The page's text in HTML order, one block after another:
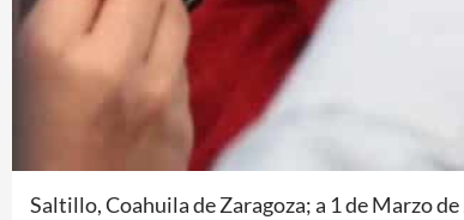
Saltillo, Coahuila de Zaragoza; a 1 de Marzo